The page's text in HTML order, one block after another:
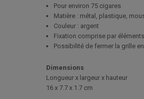
Pour environ 75 cigares
Matière : métal, plastique,
Couleur : argent
Fixation comprise par
Possibilité de fermer la grille
Dimensions
Longueur x largeur x hauteur
16 x 7.7 x 1.7 cm